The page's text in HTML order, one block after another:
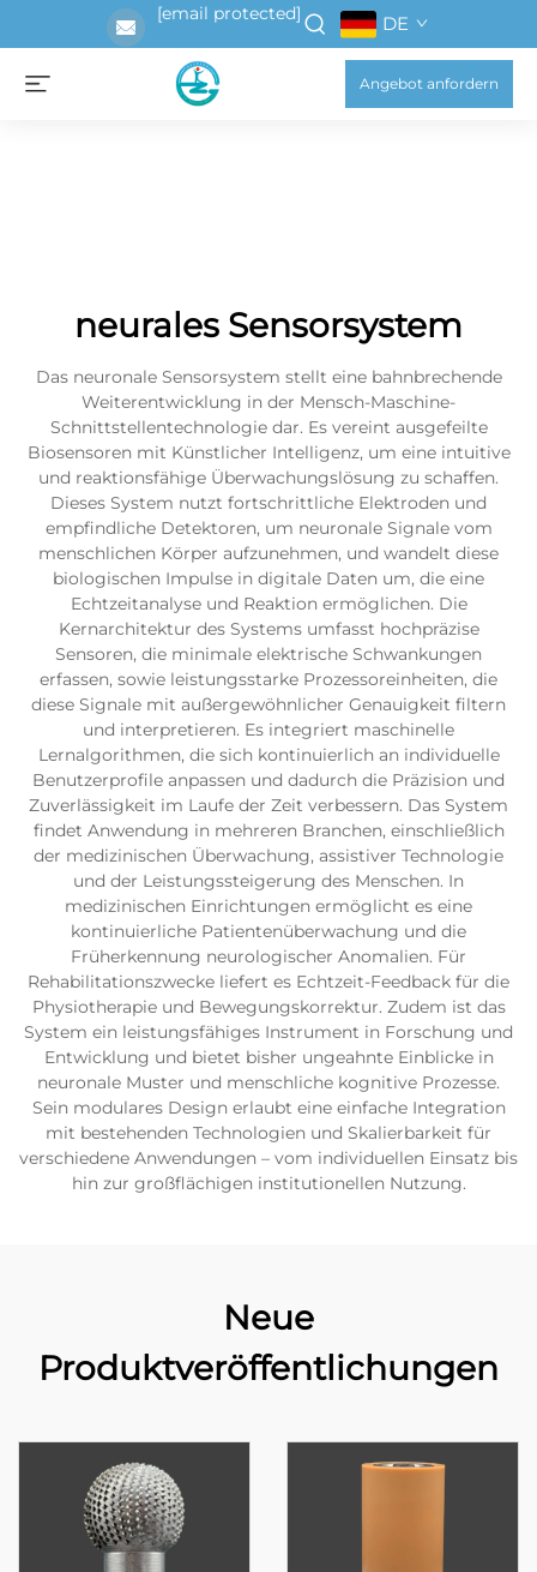
[email protected] DE
Angebot anfordern
neurales Sensorsystem
Das neuronale Sensorsystem stellt eine bahnbrechende
Weiterentwicklung in der Mensch-Maschine-
Schnittstellentechnologie dar. Es vereint ausgefeilte
Biosensoren mit Künstlicher Intelligenz, um eine intuitive
und reaktionsfähige Überwachungslösung zu schaffen.
Dieses System nutzt fortschrittliche Elektroden und
empfindliche Detektoren, um neuronale Signale vom
menschlichen Körper aufzunehmen, und wandelt diese
biologischen Impulse in digitale Daten um, die eine
Echtzeitanalyse und Reaktion ermöglichen. Die
Kernarchitektur des Systems umfasst hochpräzise
Sensoren, die minimale elektrische Schwankungen
erfassen, sowie leistungsstarke Prozessoreinheiten, die
diese Signale mit außergewöhnlicher Genauigkeit filtern
und interpretieren. Es integriert maschinelle
Lernalgorithmen, die sich kontinuierlich an individuelle
Benutzerprofile anpassen und dadurch die Präzision und
Zuverlässigkeit im Laufe der Zeit verbessern. Das System
findet Anwendung in mehreren Branchen, einschließlich
der medizinischen Überwachung, assistiver Technologie
und der Leistungssteigerung des Menschen. In
medizinischen Einrichtungen ermöglicht es eine
kontinuierliche Patientenüberwachung und die
Früherkennung neurologischer Anomalien. Für
Rehabilitationszwecke liefert es Echtzeit-Feedback für die
Physiotherapie und Bewegungskorrektur. Zudem ist das
System ein leistungsfähiges Instrument in Forschung und
Entwicklung und bietet bisher ungeahnte Einblicke in
neuronale Muster und menschliche kognitive Prozesse.
Sein modulares Design erlaubt eine einfache Integration
mit bestehenden Technologien und Skalierbarkeit für
verschiedene Anwendungen – vom individuellen Einsatz bis
hin zur großflächigen institutionellen Nutzung.
Neue
Produktveröffentlichungen